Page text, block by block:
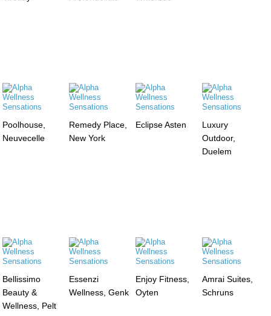
Poolhouse,
Neuvecelle
Remedy Place,
New York
Eclipse Asten
Luxury
Outdoor,
Duelem
Bellissimo
Beauty &
Wellness, Pelt
Essenzi
Wellness, Genk
Enjoy Fitness,
Oyten
Amrai Suites,
Schruns